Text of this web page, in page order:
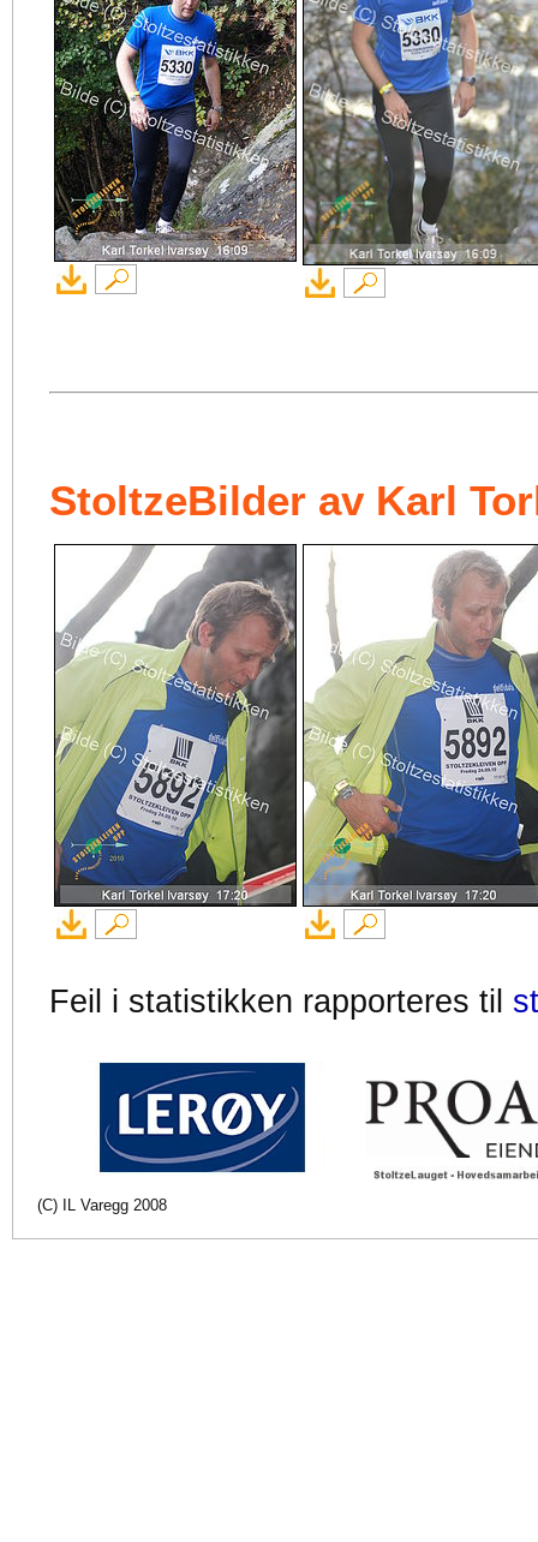
StoltzeBilder av Karl
Feil i statistikken rapporteres til
(C) IL Varegg 2008